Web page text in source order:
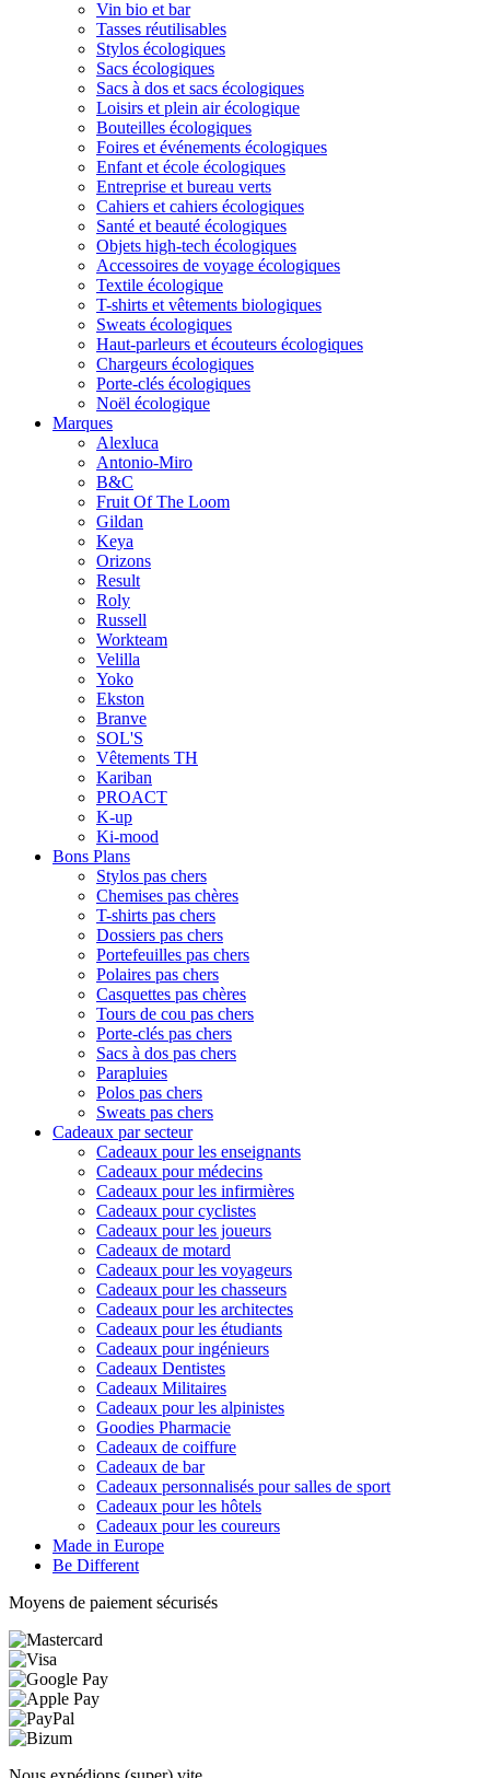
Vin bio et bar
Tasses réutilisables
Stylos écologiques
Sacs écologiques
Sacs à dos et sacs écologiques
Loisirs et plein air écologique
Bouteilles écologiques
Foires et événements écologiques
Enfant et école écologiques
Entreprise et bureau verts
Cahiers et cahiers écologiques
Santé et beauté écologiques
Objets high-tech écologiques
Accessoires de voyage écologiques
Textile écologique
T-shirts et vêtements biologiques
Sweats écologiques
Haut-parleurs et écouteurs écologiques
Chargeurs écologiques
Porte-clés écologiques
Noël écologique
Marques
Alexluca
Antonio-Miro
B&C
Fruit Of The Loom
Gildan
Keya
Orizons
Result
Roly
Russell
Workteam
Velilla
Yoko
Ekston
Branve
SOL'S
Vêtements TH
Kariban
PROACT
K-up
Ki-mood
Bons Plans
Stylos pas chers
Chemises pas chères
T-shirts pas chers
Dossiers pas chers
Portefeuilles pas chers
Polaires pas chers
Casquettes pas chères
Tours de cou pas chers
Porte-clés pas chers
Sacs à dos pas chers
Parapluies
Polos pas chers
Sweats pas chers
Cadeaux par secteur
Cadeaux pour les enseignants
Cadeaux pour médecins
Cadeaux pour les infirmières
Cadeaux pour cyclistes
Cadeaux pour les joueurs
Cadeaux de motard
Cadeaux pour les voyageurs
Cadeaux pour les chasseurs
Cadeaux pour les architectes
Cadeaux pour les étudiants
Cadeaux pour ingénieurs
Cadeaux Dentistes
Cadeaux Militaires
Cadeaux pour les alpinistes
Goodies Pharmacie
Cadeaux de coiffure
Cadeaux de bar
Cadeaux personnalisés pour salles de sport
Cadeaux pour les hôtels
Cadeaux pour les coureurs
Made in Europe
Be Different
Moyens de paiement sécurisés